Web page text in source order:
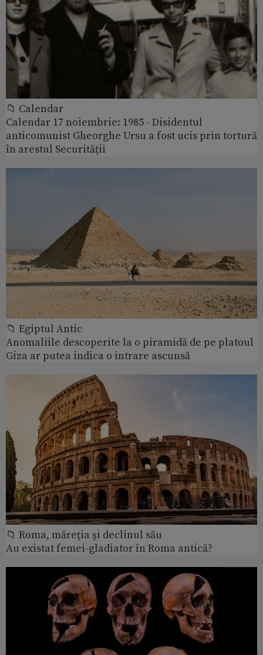
📁 Calendar
Calendar 17 noiembrie: 1985 - Disidentul
anticomunist Gheorghe Ursu a fost ucis prin tortură
în arestul Securităţii
📁 Egiptul Antic
Anomaliile descoperite la o piramidă de pe platoul
Giza ar putea indica o intrare ascunsă
📁 Roma, măreţia şi declinul său
Au existat femei-gladiator în Roma antică?